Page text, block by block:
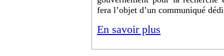
fera l’objet d’un communiqué
En savoir plus